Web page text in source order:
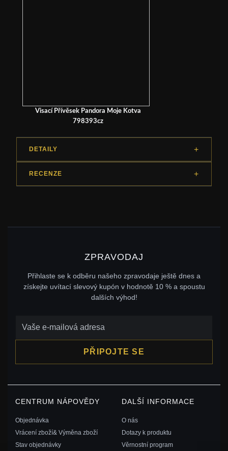
Visací Přívěsek Pandora Moje Kotva
798393cz
DETAILY
RECENZE
ZPRAVODAJ
Přihlaste se k odběru našeho zpravodaje ještě dnes a
získejte uvítací slevový kupón v hodnotě 10 % a spoustu
dalších výhod!
PŘIPOJTE SE
CENTRUM NÁPOVĚDY
Objednávka
Vrácení zboží& Výměna zboží
Stav objednávky
DALŠÍ INFORMACE
O nás
Dotazy k produktu
Věrnostní program